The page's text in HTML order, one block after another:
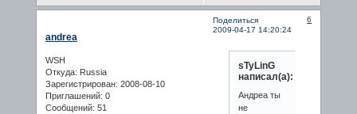
Поделиться
6
2009-04-17 14:20:24
andrea
WSH
Откуда: Russia
Зарегистрирован: 2008-08-10
Приглашений: 0
Сообщений: 51
sTyLinG
написал(а):
Андреа ты
не